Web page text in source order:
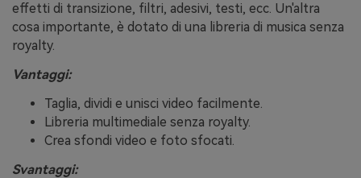
effetti di transizione, filtri, adesivi, testi, ecc. Un'altra
cosa importante, è dotato di una libreria di musica senza
royalty.
Vantaggi:
Taglia, dividi e unisci video facilmente.
Libreria multimediale senza royalty.
Crea sfondi video e foto sfocati.
Svantaggi: